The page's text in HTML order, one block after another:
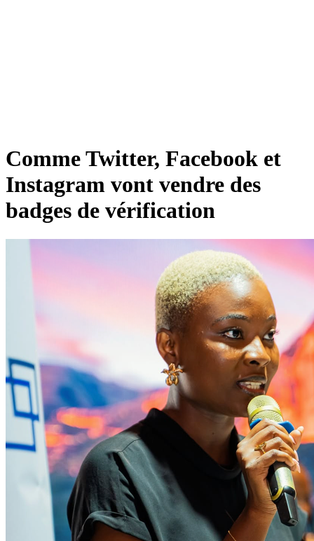
Comme Twitter, Facebook et
Instagram vont vendre des
badges de vérification